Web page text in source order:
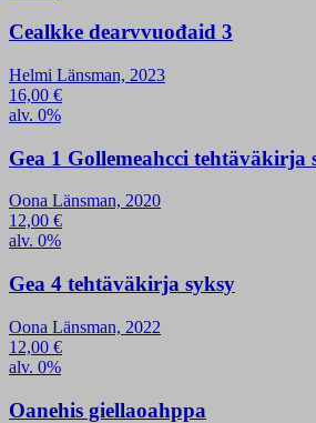
Cealkke dearvvuođaid 3
Helmi Länsman, 2023
16,00 €
alv. 0%
Gea 1 Gollemeahcci tehtäväkirja
Oona Länsman, 2020
12,00 €
alv. 0%
Gea 4 tehtäväkirja syksy
Oona Länsman, 2022
12,00 €
alv. 0%
Oanehis giellaoahppa